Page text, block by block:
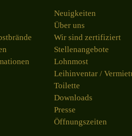
Neuigkeiten
Über uns
Wir sind zertifiziert
Stellenangebote
Lohnmost
Leihinventar /
Toilette
Downloads
Presse
Öffnungszeiten